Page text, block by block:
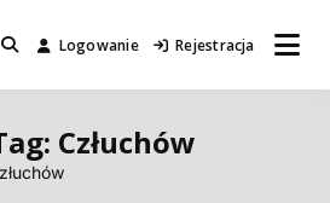
warto odwiedzić.
Logowanie Rejestracja
Człuchów